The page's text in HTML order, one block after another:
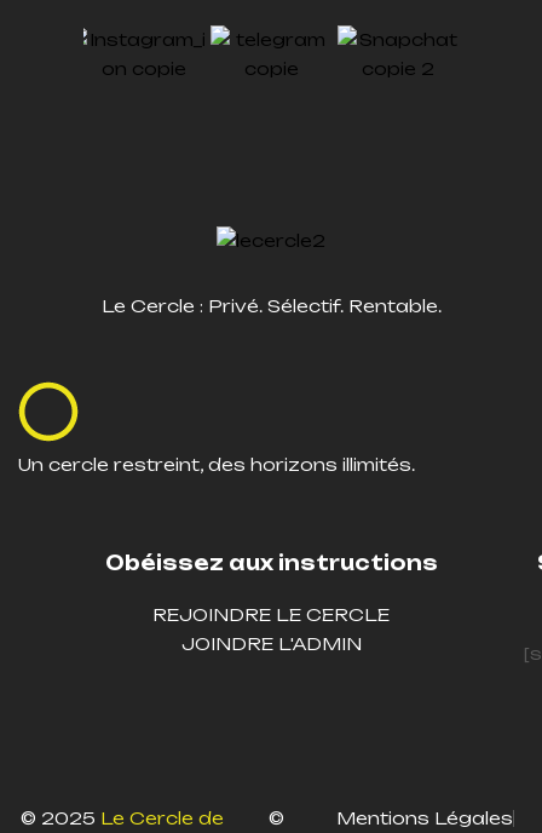
Le Cercle : Privé. Sélectif. Rentable.
Un cercle restreint, des horizons illimités.
Obéissez aux instructions
REJOINDRE LE CERCLE
JOINDRE L'ADMIN
© 2025 Le Cercle de
©
Mentions Légales